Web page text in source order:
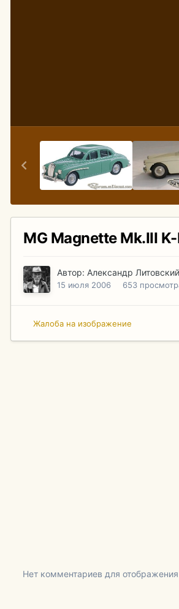
MG Magnette Mk.III
Автор: Александр Литовский
15 июля 2006 653
Жалоба на изображение
Нет комментариев для отображения